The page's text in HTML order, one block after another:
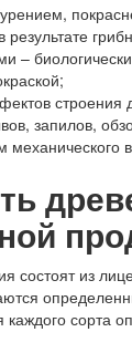
результате
–
строения
запилов,
механического
состоят из
каждого сорта